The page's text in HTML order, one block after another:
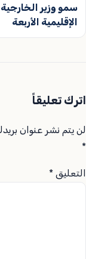
سمو وزير
الإقليمية الأربعة
اترك تعليقاً
لن يتم نشر عنوان
*
التعليق *